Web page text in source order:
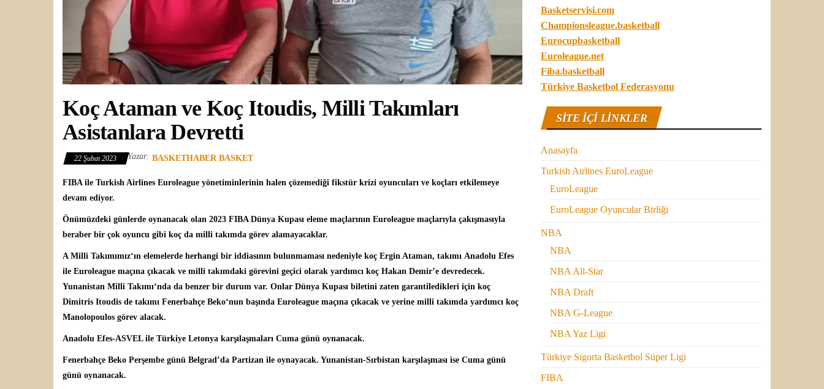
Koç Ataman ve Koç Itoudis, Milli Takımları
Asistanlara Devretti
22 Şubat 2023 Yazar: BASKETHABER BASKET
FIBA ile Turkish Airlines Euroleague yönetiminlerinin halen çözemediği fikstür krizi oyuncuları ve koçları etkilemeye
devam ediyor.
Önümüzdeki günlerde oynanacak olan 2023 FIBA Dünya Kupası eleme maçlarının Euroleague maçlarıyla çakışmasıyla
beraber bir çok oyuncu gibi koç da milli takımda görev alamayacaklar.
A Milli Takımımız‘ın elemelerde herhangi bir iddiasının bulunmaması nedeniyle koç Ergin Ataman, takımı Anadolu Efes
ile Euroleague maçına çıkacak ve milli takımdaki görevini geçici olarak yardımcı koç Hakan Demir’e devredecek.
Yunanistan Milli Takımı‘nda da benzer bir durum var. Onlar Dünya Kupası biletini zaten garantiledikleri için koç
Dimitris Itoudis de takımı Fenerbahçe Beko‘nun başında Euroleague maçına çıkacak ve yerine milli takımda yardımcı koç
Manolopoulos görev alacak.
Anadolu Efes-ASVEL ile Türkiye Letonya karşılaşmaları Cuma günü oynanacak.
Fenerbahçe Beko Perşembe günü Belgrad’da Partizan ile oynayacak. Yunanistan-Sırbistan karşılaşması ise Cuma günü
günü oynanacak.
Basketservisi.com
Championsleague.basketball
Eurocupbasketball
Euroleague.net
Fiba.basketball
Türkiye Basketbol Federasyonu
SITE IÇI LINKLER
Anasayfa
Turkish Airlines EuroLeague
EuroLeague
EuroLeague Oyuncular Birliği
NBA
NBA
NBA All-Star
NBA Draft
NBA G-League
NBA Yaz Ligi
Türkiye Sigorta Basketbol Süper Ligi
FIBA